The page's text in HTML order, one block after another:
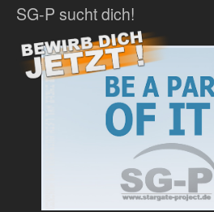
SG-P sucht dich!